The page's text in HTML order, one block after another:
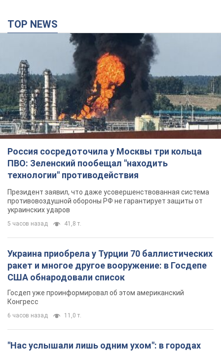
Россия сосредоточила у Москвы три кольца
ПВО: Зеленский пообещал "находить
технологии" противодействия
Президент заявил, что даже усовершенствованная система
противовоздушной обороны РФ не гарантирует защиты от
украинских ударов
5 часов назад 41,8 т.
Украина приобрела у Турции 70 баллистических
ракет и многое другое вооружение: в Госдепе
США обнародовали список
Госдеп уже проинформировал об этом американский
Конгресс
"Нас услышали лишь одним ухом": в городах
Украины уже 24-й день подряд проходят
митинги в поддержку Федорова. Фото и видео
вернуть Федорова продолжаются до сих пор